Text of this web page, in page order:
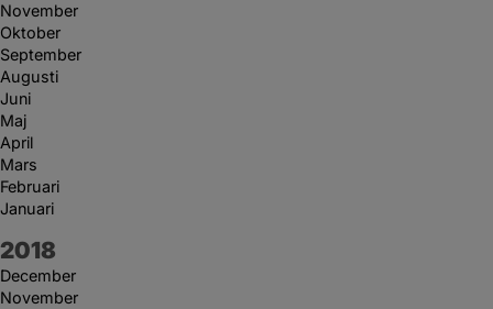
November
Oktober
September
Augusti
Juni
Maj
April
Mars
Februari
Januari
År:
2018
December
November